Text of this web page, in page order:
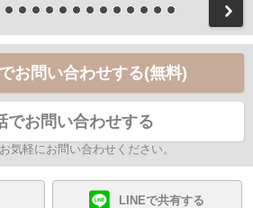
お問い合わせする(無料)
でお問い合わせする
気軽にお問い合わせください。
LINEで共有する